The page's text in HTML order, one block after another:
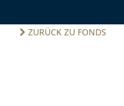
ZURÜCK ZU FONDS